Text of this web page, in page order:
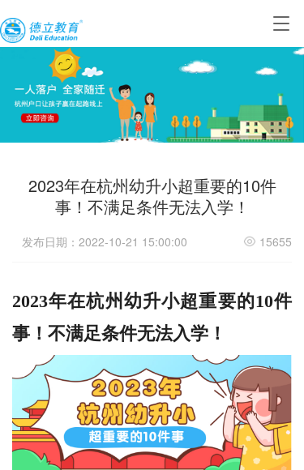
T
e
n
a
i
o
2023年在杭州幼升小超重要的10件
事！不满足条件无法入学！
发布日期：2022-10-21 15:00:00 15655
2023年在杭州幼升小超重要的10件
事！ 不满足条件无法入学！